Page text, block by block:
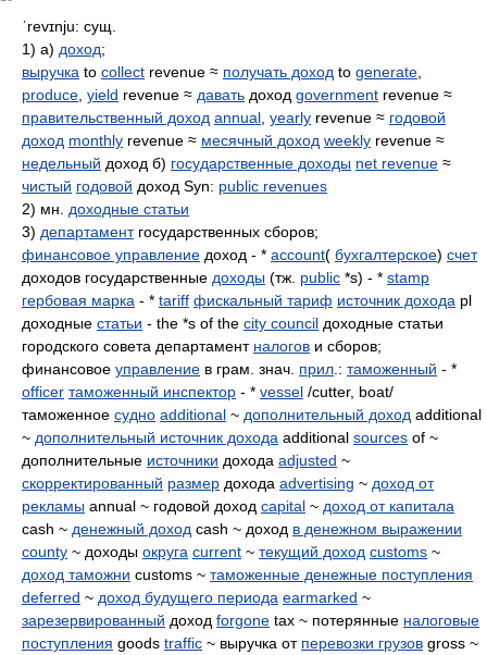
ˈrevɪnju: сущ.
1) а) доход;
выручка to collect revenue ≈ получать доход to generate
produce yield revenue ≈ давать доход government revenue ≈
правительственный доход annual yearly revenue ≈ годовой
доход monthly revenue ≈ месячный доход weekly revenue ≈
недельный доход б) государственные доходы net revenue ≈
чистый годовой доход Syn: public revenues
2) мн. доходные статьи
3) департаментгосударственных сборов;
финансовое управление доход - * account( бухгалтерское) счет
доходов государственные доходы (тж. public *s) - * stamp
гербовая марка - * tariff фискальный тариф источник дохода pl
доходные статьи - the *s of the city council доходные статьи
городского совета департамент налогов и сборов;
финансовое управление в грам. знач. прил .: таможенный - *
officer таможенный инспектор - * vessel /cutter, boat/
таможенное судно additional ~ дополнительный доход additional
~ дополнительный источник дохода additional sources of ~
дополнительные источники дохода adjusted ~
скорректированный размер дохода advertising ~ доход от
рекламы annual ~ годовой доход capital ~ доход от капитала
cash ~ денежный доход cash ~ доход в денежном выражении
county ~ доходы округа current ~ текущий доход customs ~
доход таможни customs ~ таможенные денежные поступления
deferred ~ доход будущего периода earmarked ~
зарезервированный доход forgone tax ~ потерянные налоговые
поступления goods traffic ~ выручка от перевозки грузов gross ~